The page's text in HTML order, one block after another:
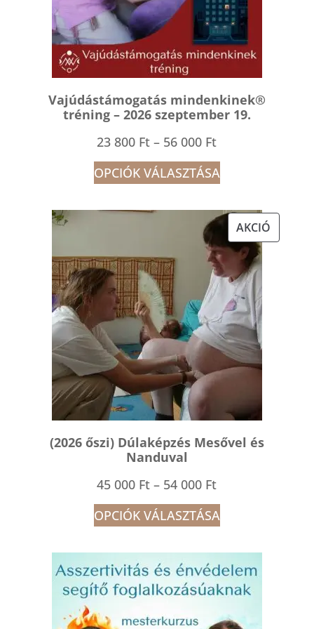
Vajúdástámogatás mindenkinek®
tréning – 2026 szeptember 19.
23 800 Ft – 56 000 FtÁrtartomány:
23
800 Ft
-
000 Ft
OPCIÓK VÁLASZTÁSA
AKCIÓ
(2026 őszi) Dúlaképzés Mesővel és
Nanduval
45 000 Ft – 54 000 FtÁrtartomány:
45
000 Ft
-
54
000 Ft
OPCIÓK VÁLASZTÁSA